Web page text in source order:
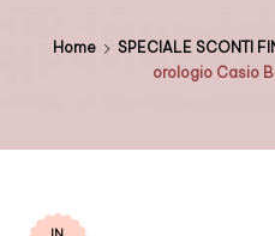
Home SPECIALE SCONTI
orologio Casio